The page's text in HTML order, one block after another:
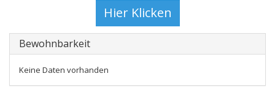
Bewohnbarkeit
Keine Daten vorhanden